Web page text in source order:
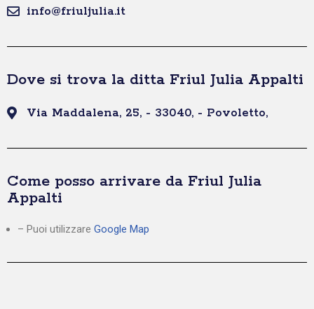
info@friuljulia.it
Dove si trova la ditta Friul Julia Appalti
Via Maddalena, 25, - 33040, - Povoletto,
Come posso arrivare da Friul Julia
Appalti
– Puoi utilizzare Google Map